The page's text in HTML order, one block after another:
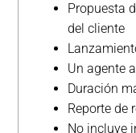
Propuesta
del cliente
Un agente
Duración
Reporte de
No incluye